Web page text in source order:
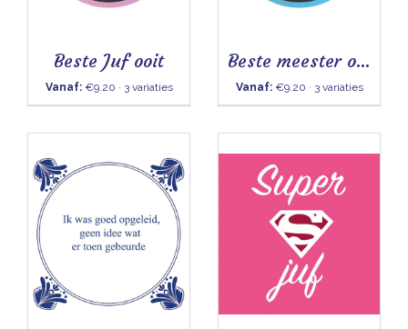
Beste Juf ooit
Vanaf:€9.20 · 3 variaties
Beste meester ooit - Tegeltje
Vanaf:€9.20 · 3 variaties